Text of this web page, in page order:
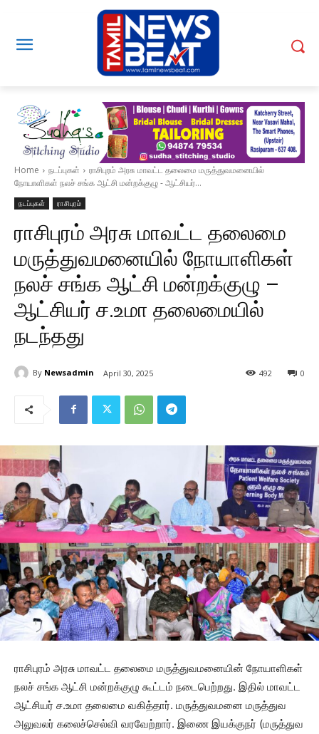
Home நடப்புகள்
ராசிபுரம் அரசு மாவட்ட தலைமை மருத்துவமனையில்
நோயாளிகள் நலச் சங்க ஆட்சி மன்றக்குழு - ஆட்சியர்...
நடப்புகள் ராசிபுரம்
ராசிபுரம் அரசு மாவட்ட தலைமை
மருத்துவமனையில் நோயாளிகள்
நலச் சங்க ஆட்சி மன்றக்குழு –
ஆட்சியர் ச.உமா தலைமையில்
நடந்தது
By Newsadmin April 30, 2025 0
492
ராசிபுரம் அரசு மாவட்ட தலைமை மருத்துவமனையின் நோயாளிகள்
நலச் சங்க ஆட்சி மன்றக்குழு கூட்டம் நடைபெற்றது. இதில் மாவட்ட
ஆட்சியர் ச.உமா தலைமை வகித்தார். மருத்துவமனை மருத்துவ
அலுவலர் கலைச்செல்வி வரவேற்றார். இணை இயக்குநர் (மருத்துவ